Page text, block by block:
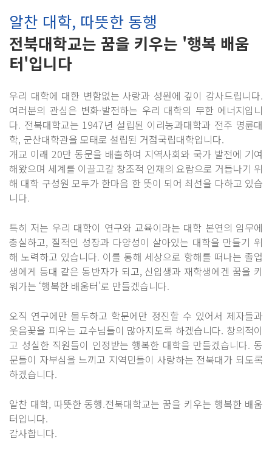
알찬 대학, 따뜻한 동행
전북대학교는 꿈을 키우는 '행복 배움
터'입니다
우리 대학에 대한 변함없는 사랑과 성원에 깊이 감사드립니다.
여러분의 관심은 변화·발전하는 우리 대학의 무한 에너지입니
다. 전북대학교는 1947년 설립된 이리농과대학과 전주 명륜대
학, 군산대학관을 모태로 설립된 거점국립대학입니다.
개교 이래 20만 동문을 배출하여 지역사회와 국가 발전에 기여
해왔으며 세계를 이끌고갈 창조적 인재의 요람으로 거듭나기 위
해 대학 구성원 모두가 한마음 한 뜻이 되어 최선을 다하고 있습
니다.
특히 저는 우리 대학이 연구와 교육이라는 대학 본연의 임무에
충실하고, 질적인 성장과 다양성이 살아있는 대학을 만들기 위
해 노력하고 있습니다. 이를 통해 세상으로 항해를 떠나는 졸업
생에게 등대 같은 동반자가 되고, 신입생과 재학생에겐 꿈을 키
워가는 ‘행복한 배움터’로 만들겠습니다.
오직 연구에만 몰두하고 학문에만 정진할 수 있어서 제자들과
웃음꽃을 피우는 교수님들이 많아지도록 하겠습니다. 창의적이
고 성실한 직원들이 인정받는 행복한 대학을 만들겠습니다. 동
문들이 자부심을 느끼고 지역민들이 사랑하는 전북대가 되도록
하겠습니다.
알찬 대학, 따뜻한 동행.전북대학교는 꿈을 키우는 행복한 배움
터입니다.
감사합니다.